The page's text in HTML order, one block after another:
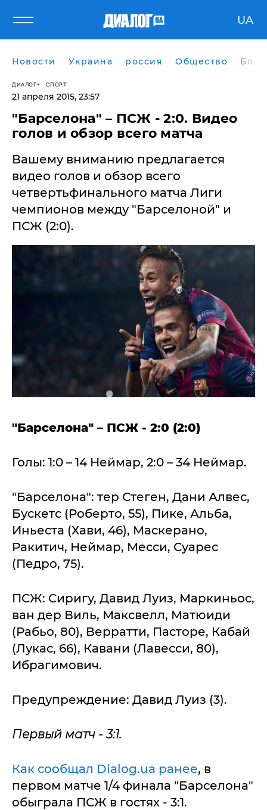
UA
Новости Украина россия Общество
ДИАЛОГ СПОРТ
21 апреля 2015, 23:57
​"Барселона" – ПСЖ - 2:0. Видео
голов и обзор всего матча
Вашему вниманию предлагается
видео голов и обзор всего
четвертьфинального матча Лиги
чемпионов между "Барселоной" и
ПСЖ (2:0).
"Барселона" – ПСЖ - 2:0 (2:0)
Голы: 1:0 – 14 Неймар, 2:0 – 34 Неймар.
"Барселона": тер Стеген, Дани Алвес,
Бускетс (Роберто, 55), Пике, Альба,
Иньеста (Хави, 46), Маскерано,
Ракитич, Неймар, Месси, Суарес
(Педро, 75).
ПСЖ: Сиригу, Давид Луиз, Маркиньос,
ван дер Виль, Максвелл, Матюиди
(Рабьо, 80), Верратти, Пасторе, Кабай
(Лукас, 66), Кавани (Лавесси, 80),
Ибрагимович.
Предупреждение: Давид Луиз (3).
Первый матч - 3:1.
Как сообщал Dialog.ua ранее, в
первом матче 1/4 финала "Барселона"
обыграла ПСЖ в гостях - 3:1.